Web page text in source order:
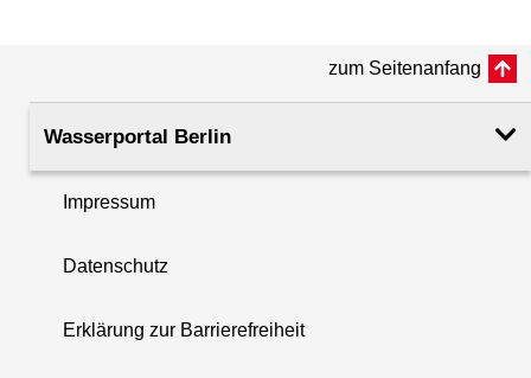
zum Seitenanfang
Wasserportal Berlin
Impressum
Datenschutz
Erklärung zur Barrierefreiheit